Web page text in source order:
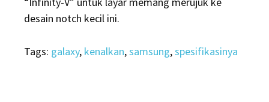
desain notch kecil ini.
Tags: galaxy, kenalkan,samsung,spesifikasinya